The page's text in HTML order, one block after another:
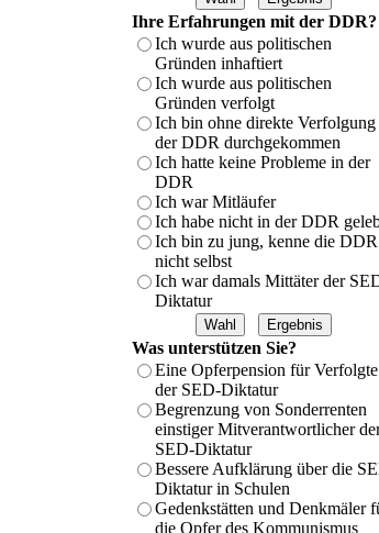
Ihre Erfahrungen mit der DDR?
Ich wurde aus politischen
Gründen inhaftiert
Ich wurde aus politischen
Gründen verfolgt
Ich bin ohne direkte Verfolgung
der DDR durchgekommen
Ich hatte keine Probleme in der
DDR
Ich war Mitläufer
Ich habe nicht in der DDR
Ich bin zu jung, kenne die DDR
nicht selbst
Ich war damals Mittäter der
Diktatur
Was unterstützen Sie?
Eine Opferpension für Verfolgte
der SED-Diktatur
Begrenzung von Sonderrenten
einstiger Mitverantwortlicher
SED-Diktatur
Bessere Aufklärung über die
Diktatur in Schulen
Gedenkstätten und Denkmäler
die Opfer des Kommunismus